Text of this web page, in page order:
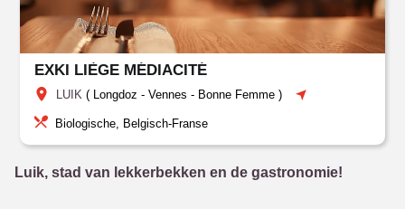
EXKI LIÈGE MÉDIACITÉ
LUIK ( Longdoz - Vennes - Bonne Femme )
Biologische, Belgisch-Franse
Luik, stad van lekkerbekken en de gastronomie!